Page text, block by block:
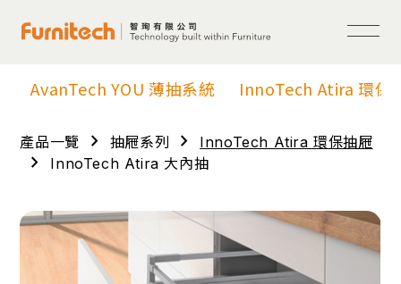
AvanTech YOU 薄抽系統 InnoTech Atira 環保
產品一覽 chevron_right 抽屜系列 chevron_right InnoTech Atira 環保抽屜
chevron_right InnoTech Atira 大內抽